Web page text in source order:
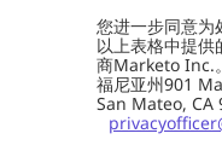
您进一步同意为
以上表格中提供
商Marketo Inc.
福尼亚州901
San Mateo, CA